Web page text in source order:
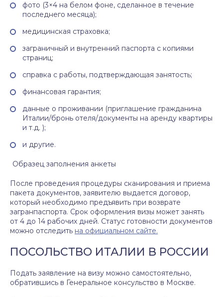
фото (3×4 на белом фоне, сделанное в течение
последнего месяца);
медицинская страховка;
заграничный и внутренний паспорта с копиями
страниц;
справка с работы, подтверждающая занятость;
финансовая гарантия;
данные о проживании (приглашение гражданина
Италии/бронь отеля/документы на аренду квартиры
и т.д. );
и другие.
Образец заполнения анкеты
После проведения процедуры сканирования и приема
пакета документов, заявителю выдается договор,
который необходимо предъявить при возврате
загранпаспорта. Срок оформления визы может занять
от 4 до 14 рабочих дней. Статус готовности документов
можно отследить на официальном сайте.
ПОСОЛЬСТВО ИТАЛИИ В РОССИИ
Подать заявление на визу можно самостоятельно,
обратившись в Генеральное консульство в Москве.